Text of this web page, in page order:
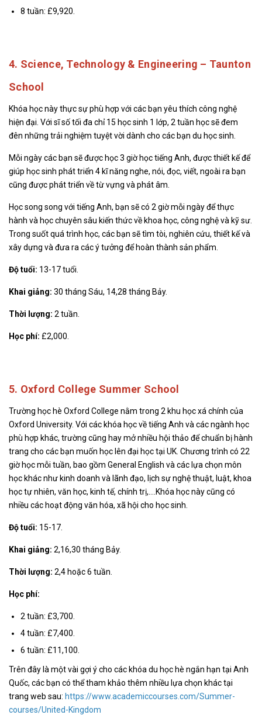
8 tuần: £9,920.
4. Science, Technology & Engineering – Taunton
School
Khóa học này thực sự phù hợp với các bạn yêu thích công nghệ
hiện đại. Với sĩ số tối đa chỉ 15 học sinh 1 lớp, 2 tuần học sẽ đem
đên những trải nghiệm tuyệt vời dành cho các bạn du học sinh.
Mỗi ngày các bạn sẽ được học 3 giờ học tiếng Anh, được thiết kế để
giúp học sinh phát triển 4 kĩ năng nghe, nói, đọc, viết, ngoài ra bạn
cũng được phát triển về từ vựng và phát âm.
Học song song với tiếng Anh, bạn sẽ có 2 giờ mỗi ngày để thực
hành và học chuyên sâu kiến thức về khoa học, công nghệ và kỹ sư.
Trong suốt quá trình học, các bạn sẽ tìm tòi, nghiên cứu, thiết kế và
xây dựng và đưa ra các ý tưởng để hoàn thành sản phẩm.
Độ tuổi: 13-17 tuổi.
Khai giảng: 30 tháng Sáu, 14,28 tháng Bảy.
Thời lượng: 2 tuần.
Học phí: £2,000.
5. Oxford College Summer School
Trường học hè Oxford College nằm trong 2 khu học xá chính của
Oxford University. Với các khóa học về tiếng Anh và các ngành học
phù hợp khác, trường cũng hay mở nhiều hội thảo để chuẩn bị hành
trang cho các bạn muốn học lên đại học tại UK. Chương trình có 22
giờ học mỗi tuần, bao gồm General English và các lựa chọn môn
học khác như kinh doanh và lãnh đạo, lịch sự nghệ thuật, luật, khoa
học tự nhiên, văn học, kinh tế, chính trị,….Khóa học này cũng có
nhiều các hoạt động văn hóa, xã hội cho học sinh.
Độ tuổi: 15-17.
Khai giảng: 2,16,30 tháng Bảy.
Thời lượng: 2,4 hoặc 6 tuần.
Học phí:
2 tuần: £3,700.
4 tuần: £7,400.
6 tuần: £11,100.
Trên đây là một vài gợi ý cho các khóa du học hè ngắn hạn tại Anh
Quốc, các bạn có thể tham khảo thêm nhiều lựa chọn khác tại
trang web sau: https://www.academiccourses.com/Summer-
courses/United-Kingdom